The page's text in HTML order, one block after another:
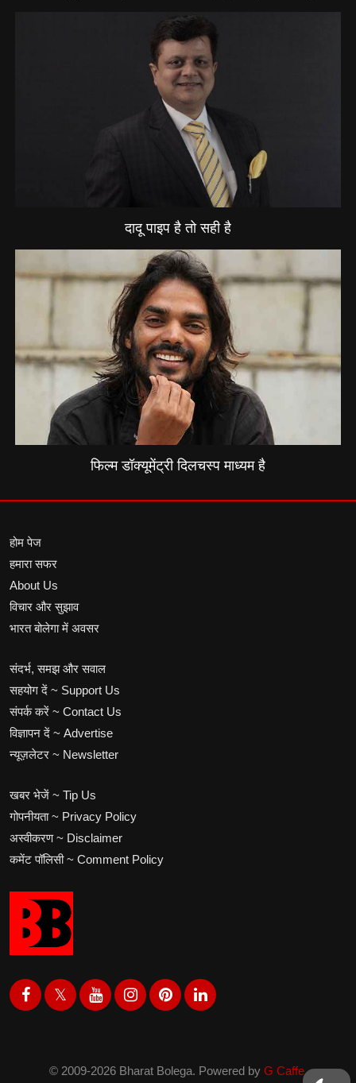
दादू पाइप है तो सही है
फिल्म डॉक्यूमेंट्री दिलचस्प माध्यम है
होम पेज
हमारा सफर
About Us
विचार और सुझाव
भारत बोलेगा में अवसर
संदर्भ, समझ और सवाल
सहयोग दें ~ Support Us
संपर्क करें ~ Contact Us
विज्ञापन दें ~ Advertise
न्यूज़लेटर ~ Newsletter
खबर भेजें ~ Tip Us
गोपनीयता ~ Privacy Policy
अस्वीकरण ~ Disclaimer
कमेंट पॉलिसी ~ Comment Policy
© 2009-2026 Bharat Bolega. Powered by G Caffe.